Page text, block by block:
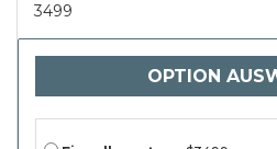
(Gesundheitswesen,
Einzelhandel,
Fertigung), durch
Endbenutzer (große
mittelgroße
3499
OPTION